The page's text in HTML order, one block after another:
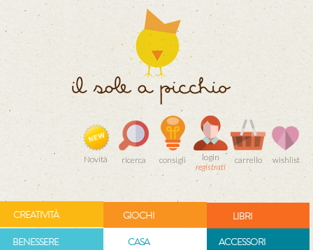
Novità ricerca consigli
login
registrati
carrello wishlist
CREATIVITÀ GIOCHI
LIBRI
BENESSERE
CASA ACCESSORI